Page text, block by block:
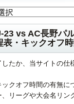
23 vs AC長野パ
表・キックオフ
たか、当サイトの仕
クオフ時間の有無に
リーグや大会名リン